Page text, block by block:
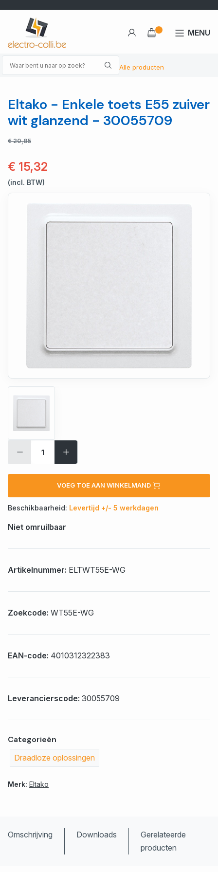
Alle producten
MENU
Eltako - Enkele toets E55 zuiver
wit glanzend - 30055709
€ 20,85
€ 15,32
(incl. BTW)
VOEG TOE AAN WINKELMAND
Beschikbaarheid: Levertijd +/- 5 werkdagen
Niet omruilbaar
Artikelnummer: ELTWT55E-WG
Zoekcode: WT55E-WG
EAN-code: 4010312322383
Leverancierscode: 30055709
Categorieën
Draadloze oplossingen
Merk: Eltako
Omschrijving Downloads
Gerelateerde
producten